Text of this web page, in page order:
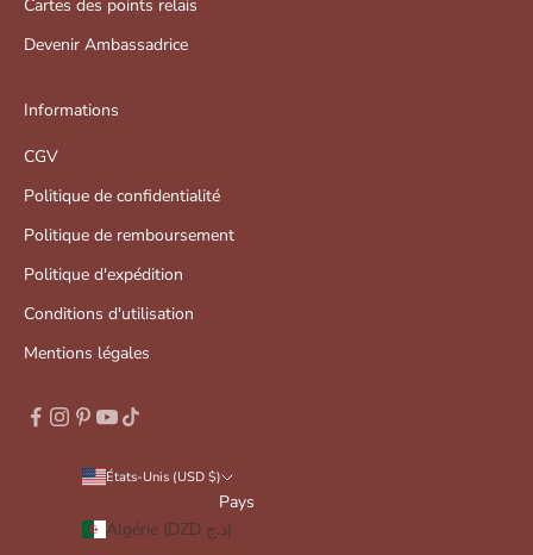
Cartes des points relais
Devenir Ambassadrice
Informations
CGV
Politique de confidentialité
Politique de remboursement
Politique d'expédition
Conditions d'utilisation
Mentions légales
États-Unis (USD $)
Pays
Algérie (DZD د.ج)